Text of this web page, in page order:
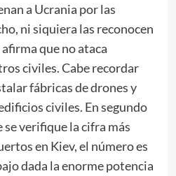
a Ucrania por las
ni siquiera las reconocen
que no ataca
civiles. Cabe recordar
fábricas de drones y
civiles. En segundo
verifique la cifra más
en Kiev, el número es
dada la enorme potencia